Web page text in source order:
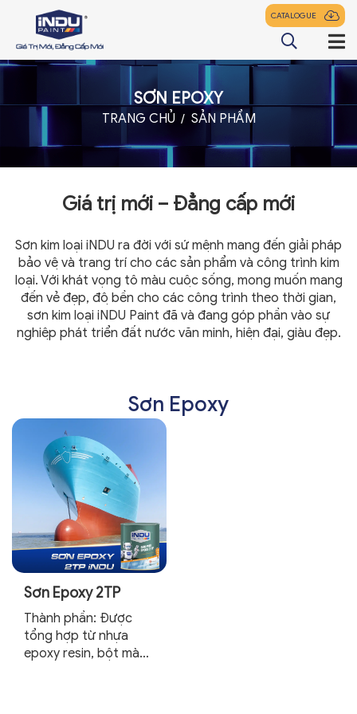
TRANG CHỦ
SẢN PHẨM
TIN TỨC
LIÊN HỆ
CATALOGUE
TRANG CHỦ SẢN PHẨM
SƠN EPOXY
Giá trị mới – Đẳng cấp mới
Sơn kim loại iNDU ra đời với sứ mệnh mang đến giải pháp
bảo vệ và trang trí cho các sản phẩm và công trình kim
loại. Với khát vọng tô màu cuộc sống, mong muốn mang
đến vẻ đẹp, độ bền cho các công trình theo thời gian,
sơn kim loại iNDU Paint đã và đang góp phần vào sự
nghiệp phát triển đất nước văn minh, hiện đại, giàu đẹp.
Sơn Epoxy
Sơn Epoxy 2TP
Thành phần: Được
tổng hợp từ nhựa
epoxy resin, bột màu,